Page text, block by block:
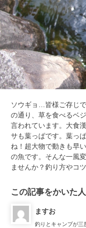
ソウギョ…皆様ご存じ
の通り、草を食べるベ
言われています。大食
サも葉っぱです。葉っ
ね！超大物で動きも早
の魚です。そんな一風
ませんか？釣り方やコ
この記事をかいた人
ますお
釣りとキャンプが三